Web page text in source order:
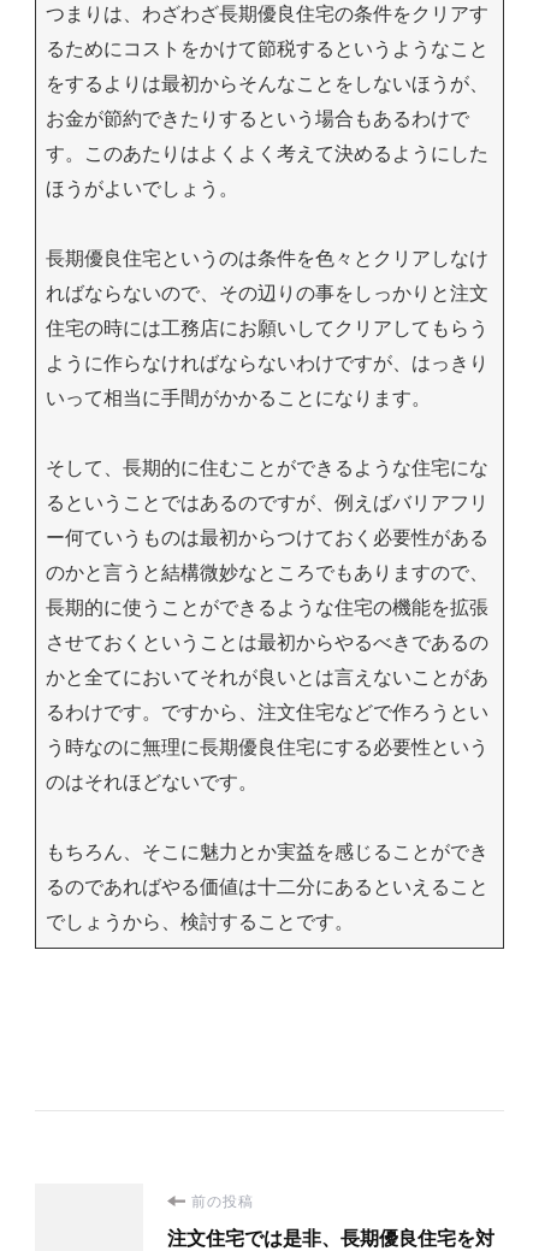
つまりは、わざわざ長期優良住宅の条件をクリアす
るためにコストをかけて節税するというようなこと
をするよりは最初からそんなことをしないほうが、
お金が節約できたりするという場合もあるわけで
す。このあたりはよくよく考えて決めるようにした
ほうがよいでしょう。
長期優良住宅というのは条件を色々とクリアしなけ
ればならないので、その辺りの事をしっかりと注文
住宅の時には工務店にお願いしてクリアしてもらう
ように作らなければならないわけですが、はっきり
いって相当に手間がかかることになります。
そして、長期的に住むことができるような住宅にな
るということではあるのですが、例えばバリアフリ
ー何ていうものは最初からつけておく必要性がある
のかと言うと結構微妙なところでもありますので、
長期的に使うことができるような住宅の機能を拡張
させておくということは最初からやるべきであるの
かと全てにおいてそれが良いとは言えないことがあ
るわけです。ですから、注文住宅などで作ろうとい
う時なのに無理に長期優良住宅にする必要性という
のはそれほどないです。
もちろん、そこに魅力とか実益を感じることができ
るのであればやる価値は十二分にあるといえること
でしょうから、検討することです。
前の投稿
注文住宅では是非、長期優良住宅を対